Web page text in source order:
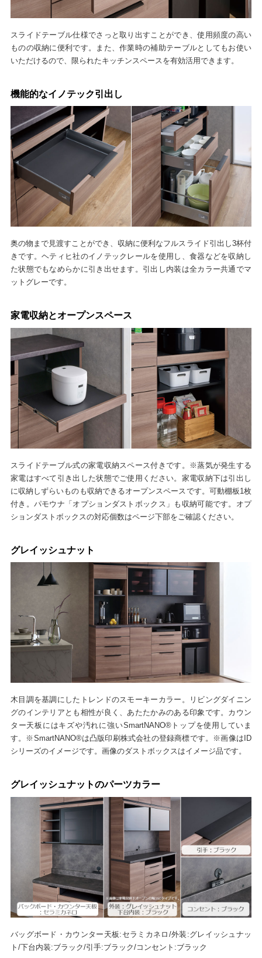
スライドテーブル仕様でさっと取り出すことができ、使用頻度の高い
ものの収納に便利です。また、作業時の補助テーブルとしてもお使い
いただけるので、限られたキッチンスペースを有効活用できます。
機能的なイノテック引出し
奥の物まで見渡すことができ、収納に便利なフルスライド引出し3杯付
きです。ヘティヒ社のイノテックレールを使用し、食器などを収納し
た状態でもなめらかに引き出せます。引出し内装は全カラー共通でマ
ットグレーです。
家電収納とオープンスペース
スライドテーブル式の家電収納スペース付きです。※蒸気が発生する
家電はすべて引き出した状態でご使用ください。家電収納下は引出し
に収納しずらいものも収納できるオープンスペースです。可動棚板1枚
付き。パモウナ「オプションダストボックス」も収納可能です。オプ
ションダストボックスの対応個数はページ下部をご確認ください。
グレイッシュナット
木目調を基調にしたトレンドのスモーキーカラー。リビングダイニン
グのインテリアとも相性が良く、あたたかみのある印象です。カウン
ター天板にはキズや汚れに強いSmartNANO®トップを使用していま
す。※SmartNANO®は凸版印刷株式会社の登録商標です。※画像はID
シリーズのイメージです。画像のダストボックスはイメージ品です。
グレイッシュナットのパーツカラー
バッグボード・カウンター天板:セラミカネロ/外装:グレイッシュナッ
ト/下台内装:ブラック/引手:ブラック/コンセント:ブラック